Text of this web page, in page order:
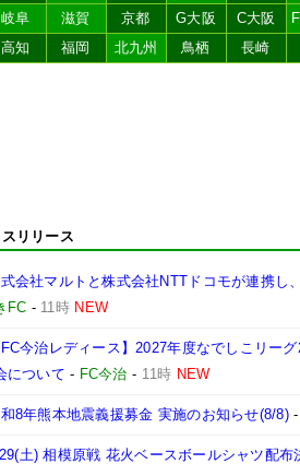
岐阜 滋賀 京都 G大阪 C大阪
高知 福岡 北九州 鳥栖 長崎
リリース
会社マルトと株式会社NTTドコモが連携し
FC - 11時 NEW
FC今治レディース】2027年度なでしこリー
について - FC今治 - 11時 NEW
8年熊本地震義援募金 実施のお知らせ(8/8)
土) 相模原戦 花火ベースボールシャツ配